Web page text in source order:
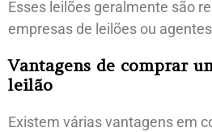
Esses leilões geralmente são
empresas de leilões ou
Vantagens de comprar
leilão
Existem várias vantagens em